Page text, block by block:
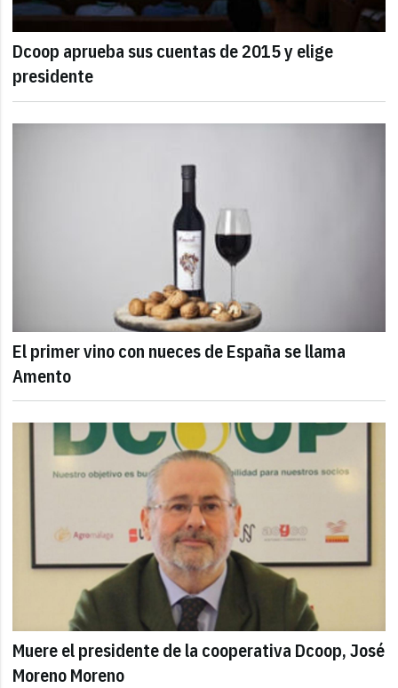
Dcoop aprueba sus cuentas de 2015 y elige
presidente
El primer vino con nueces de España se llama
Amento
Muere el presidente de la cooperativa Dcoop, José
Moreno Moreno